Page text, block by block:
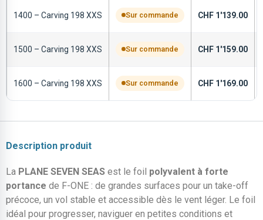
1400 – Carving 198 XXS Sur commande CHF 1'139.00
1500 – Carving 198 XXS Sur commande CHF 1'159.00
1600 – Carving 198 XXS Sur commande CHF 1'169.00
Description produit
La PLANE SEVEN SEAS est le foil polyvalent à forte
portance de F-ONE : de grandes surfaces pour un take-off
précoce, un vol stable et accessible dès le vent léger. Le foil
idéal pour progresser, naviguer en petites conditions et